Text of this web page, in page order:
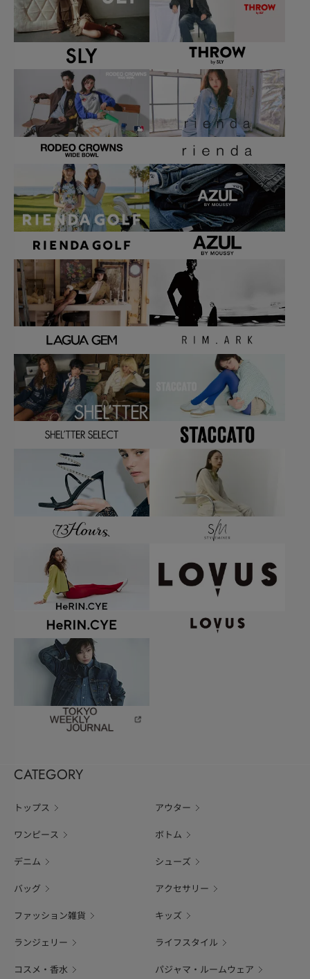
CATEGORY
トップス アウター
ワンピース ボトム
デニム シューズ
バッグ アクセサリー
ファッション雑貨 キッズ
ランジェリー ライフスタイル
コスメ・香水 パジャマ・ルームウェア